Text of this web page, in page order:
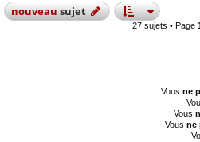
nouveausujet
27 sujets • Page
Vous ne
Vous
Vous ne